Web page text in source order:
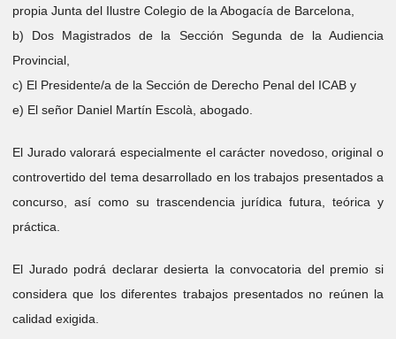
propia Junta del Ilustre Colegio de la Abogacía de Barcelona,
b) Dos Magistrados de la Sección Segunda de la Audiencia
Provincial,
c) El Presidente/a de la Sección de Derecho Penal del ICAB y
e) El señor Daniel Martín Escolà, abogado.
El Jurado valorará especialmente el carácter novedoso, original o
controvertido del tema desarrollado en los trabajos presentados a
concurso, así como su trascendencia jurídica futura, teórica y
práctica.
El Jurado podrá declarar desierta la convocatoria del premio si
considera que los diferentes trabajos presentados no reúnen la
calidad exigida.